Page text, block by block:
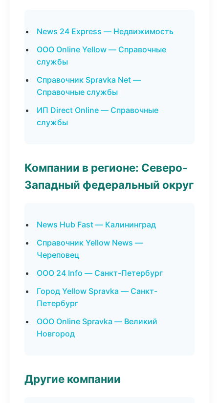
News 24 Express — Недвижимость
ООО Online Yellow — Справочные
службы
Справочник Spravka Net —
Справочные службы
ИП Direct Online — Справочные
службы
Компании в регионе: Северо-
Западный федеральный округ
News Hub Fast — Калининград
Справочник Yellow News —
Череповец
ООО 24 Info — Санкт-Петербург
Город Yellow Spravka — Санкт-
Петербург
ООО Online Spravka — Великий
Новгород
Другие компании